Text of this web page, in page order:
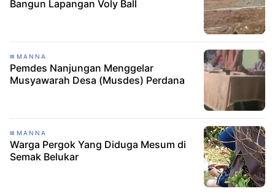
Bangun Lapangan Voly Ball
MANNA
Pemdes Nanjungan Menggelar
Musyawarah Desa (Musdes) Perdana
MANNA
Warga Pergok Yang Diduga Mesum di
Semak Belukar